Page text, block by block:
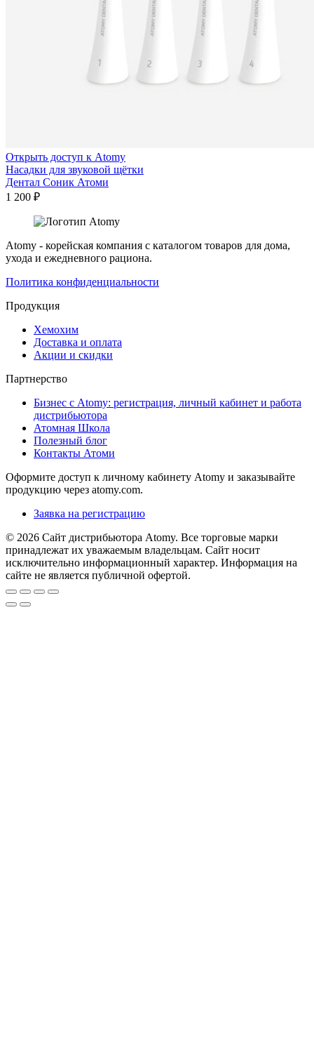
Открыть доступ к Atomy
Насадки для звуковой щётки
Дентал Соник Атоми
1 200 ₽
Atomy - корейская компания с каталогом товаров для дома,
ухода и ежедневного рациона.
Политика конфиденциальности
Продукция
Хемохим
Доставка и оплата
Акции и скидки
Партнерство
Бизнес с Atomy: регистрация, личный кабинет и работа
дистрибьютора
Атомная Школа
Полезный блог
Контакты Атоми
Оформите доступ к личному кабинету Atomy и заказывайте
продукцию через atomy.com.
Заявка на регистрацию
© 2026 Сайт дистрибьютора Atomy. Все торговые марки
принадлежат их уважаемым владельцам. Сайт носит
исключительно информационный характер. Информация на
сайте не является публичной офертой.